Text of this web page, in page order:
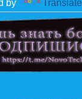
by Translate